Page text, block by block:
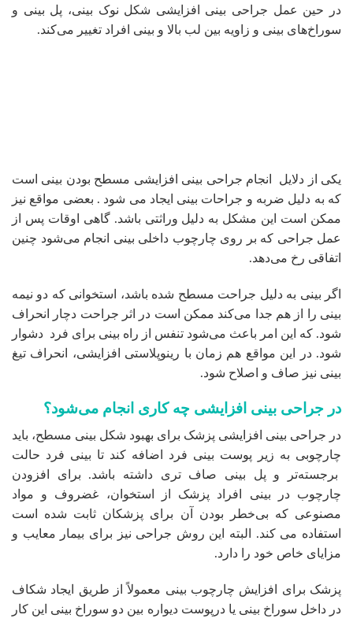
در حین عمل جراحی بینی افزایشی شکل نوک بینی، پل بینی و
سوراخ‌های بینی و زاویه بین لب بالا و بینی افراد تغییر می‌کند.
یکی از دلایل انجام جراحی بینی افزایشی مسطح بودن بینی است
که به دلیل ضربه و جراحات بینی ایجاد می شود . بعضی مواقع نیز
ممکن است این مشکل به دلیل وراثتی باشد. گاهی اوقات پس از
عمل جراحی که بر روی چارچوب داخلی بینی انجام می‌شود چنین
اتفاقی رخ می‌دهد.
اگر بینی به دلیل جراحت مسطح شده باشد، استخوانی که دو نیمه
بینی را از هم جدا می‌کند ممکن است در اثر جراحت دچار انحراف
شود. که این امر باعث می‌شود تنفس از راه بینی برای فرد دشوار
شود. در این مواقع هم زمان با رینوپلاستی افزایشی، انحراف تیغ
بینی نیز صاف و اصلاح ‌شود.
در جراحی بینی افزایشی چه کاری انجام می‌شود؟
در جراحی بینی افزایشی پزشک برای بهبود شکل بینی مسطح، باید
چارچوبی به زیر پوست بینی فرد اضافه کند تا بینی فرد حالت
برجسته‌تر و پل بینی صاف تری داشته باشد. برای افزودن
چارچوب در بینی افراد پزشک از استخوان، غضروف و مواد
مصنوعی که بی‌خطر بودن آن برای پزشکان ثابت شده است
استفاده می کند. البته این روش جراحی نیز برای بیمار معایب و
مزایای خاص خود را دارد.
پزشک برای افزایش چارچوب بینی معمولاً از طریق ایجاد شکاف
در داخل سوراخ بینی یا درپوست دیواره بین دو سوراخ بینی این کار